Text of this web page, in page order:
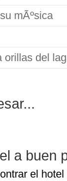
mÃºsica
orillas del
a buen
el